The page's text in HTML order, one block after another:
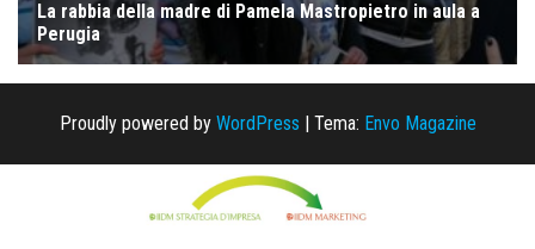
Proudly powered by WordPress | Tema: Envo Magazine